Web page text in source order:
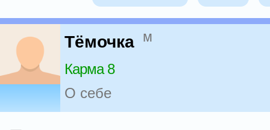
Тёмочка м
Карма 8
О себе